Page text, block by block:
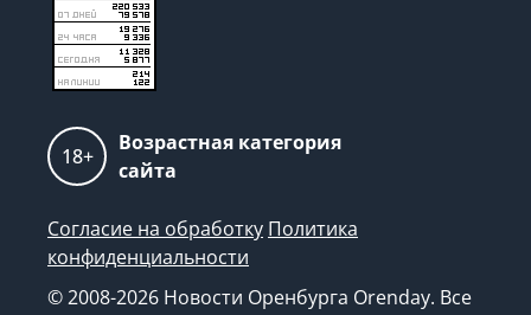
18+
Возрастная категория
сайта
Согласие на обработку Политика
конфиденциальности
© 2008-2026 Новости Оренбурга Orenday. Все